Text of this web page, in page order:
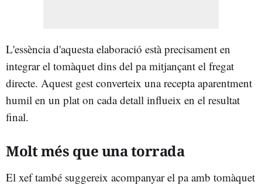
L'essència d'aquesta elaboració està precisament en
integrar el tomàquet dins del pa mitjançant el fregat
directe. Aquest gest converteix una recepta aparentment
humil en un plat on cada detall influeix en el resultat
final.
Molt més que una torrada
El xef també suggereix acompanyar el pa amb tomàquet